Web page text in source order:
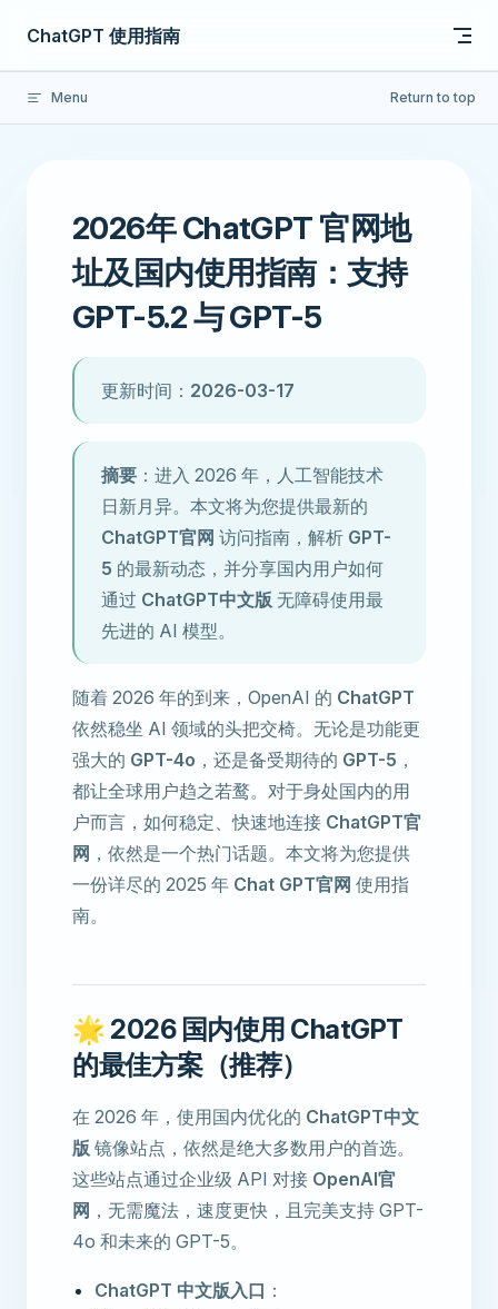
Skip to content
ChatGPT 使用指南
Menu Return to top
2026年 ChatGPT 官网地
址及国内使用指南：支持
GPT-5.2 与 GPT-5
更新时间： 2026-03-17
摘要 ：进入 2026 年，人工智能技术
日新月异。本文将为您提供最新的
ChatGPT官网 访问指南，解析 GPT-
5 的最新动态，并分享国内用户如何
通过 ChatGPT中文版 无障碍使用最
先进的 AI 模型。
随着 2026 年的到来，OpenAI 的 ChatGPT
依然稳坐 AI 领域的头把交椅。无论是功能更
强大的 GPT-4o ，还是备受期待的 GPT-5 ，
都让全球用户趋之若鹜。对于身处国内的用
户而言，如何稳定、快速地连接 ChatGPT官
网 ，依然是一个热门话题。本文将为您提供
一份详尽的 2025 年 Chat GPT官网 使用指
南。
🌟 2026 国内使用 ChatGPT
的最佳方案（推荐）
在 2026 年，使用国内优化的 ChatGPT中文
版 镜像站点，依然是绝大多数用户的首选。
这些站点通过企业级 API 对接 OpenAI官
网 ，无需魔法，速度更快，且完美支持 GPT-
4o 和未来的 GPT-5。
ChatGPT 中文版入口 ：